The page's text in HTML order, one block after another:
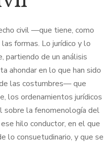
civil —que tiene, como
formas. Lo jurídico y lo
partiendo de un análisis
ahondar en lo que han sido
las costumbres— que
los ordenamientos jurídicos
sobre la fenomenología del
hilo conductor, en el que
lo consuetudinario, y que se